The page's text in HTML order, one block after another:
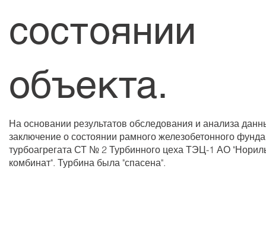
состоянии
объекта.
На основании результатов обследования и анализа
заключение о состоянии рамного железобетонного
турбоагрегата СТ № 2 Турбинного цеха ТЭЦ-1 АО
комбинат". Турбина была "спасена".